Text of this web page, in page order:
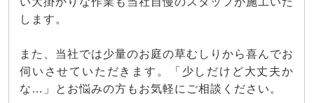
します。
また、当社では少量のお庭の草むしりから喜んでお
伺いさせていただきます。「少しだけど大丈夫か
な…」とお悩みの方もお気軽にご相談ください。